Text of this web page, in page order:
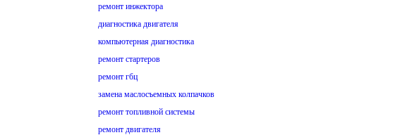
ремонт инжектора
диагностика двигателя
компьютерная диагностика
ремонт стартеров
ремонт гбц
замена маслосъемных колпачков
ремонт топливной системы
ремонт двигателя